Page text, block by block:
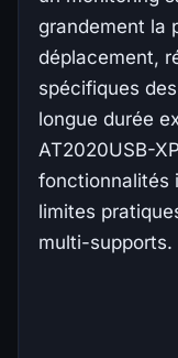
grandement la
déplacement,
spécifiques
longue durée
AT2020USB-
fonctionnalités
limites
multi-supports.